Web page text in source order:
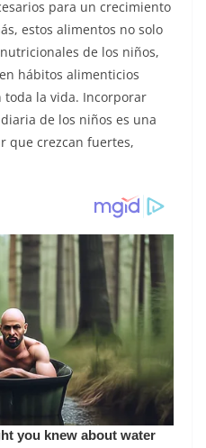
para un crecimiento
estos alimentos no solo
de los niños,
hábitos alimenticios
la vida. Incorporar
de los niños es una
que crezcan fuertes,